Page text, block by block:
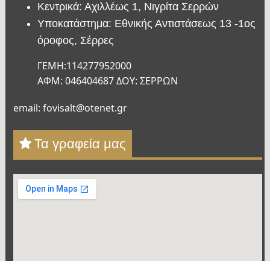
Κεντρικά: Αχιλλέως 1, Νιγρίτα Σερρών
Υποκατάστημα: Εθνικής Αντιστάσεως 13 -1ος
όροφος, Σέρρες
ΓΕΜΗ:114277952000
ΑΦΜ: 046404687 ΔΟΥ: ΣΕΡΡΩΝ
email: fovisalt@otenet.gr
Τα γραφεία μας